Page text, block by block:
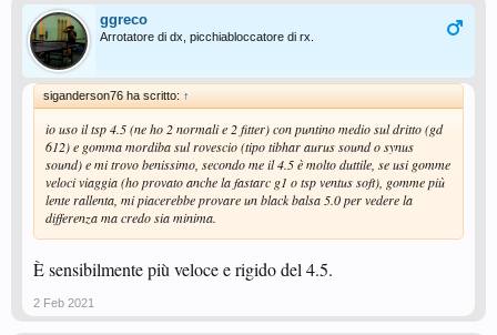
ggreco
Arrotatore di dx, picchiabloccatore di rx.
siganderson76 ha scritto: ↑
io uso il tsp 4.5 (ne ho 2 normali e 2 fitter) con puntino medio sul dritto (gd
612) e gomma mordiba sul rovescio (tipo tibhar aurus sound o synus
sound) e mi trovo benissimo, secondo me il 4.5 è molto duttile, se usi gomme
veloci viaggia (ho provato anche la fastarc g1 o tsp ventus soft), gomme più
lente rallenta, mi piacerebbe provare un black balsa 5.0 per vedere la
differenza ma credo sia minima.
È sensibilmente più veloce e rigido del 4.5.
2 Feb 2021